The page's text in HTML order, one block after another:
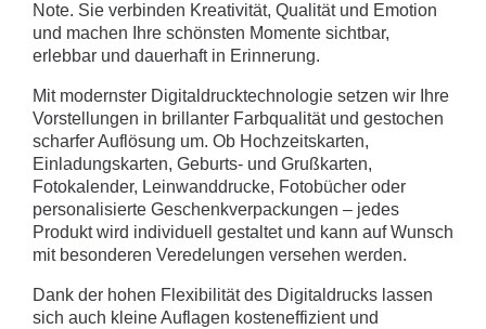
Note. Sie verbinden Kreativität, Qualität und Emotion
und machen Ihre schönsten Momente sichtbar,
erlebbar und dauerhaft in Erinnerung.
Mit modernster Digitaldrucktechnologie setzen wir Ihre
Vorstellungen in brillanter Farbqualität und gestochen
scharfer Auflösung um. Ob Hochzeitskarten,
Einladungskarten, Geburts- und Grußkarten,
Fotokalender, Leinwanddrucke, Fotobücher oder
personalisierte Geschenkverpackungen – jedes
Produkt wird individuell gestaltet und kann auf Wunsch
mit besonderen Veredelungen versehen werden.
Dank der hohen Flexibilität des Digitaldrucks lassen
sich auch kleine Auflagen kosteneffizient und